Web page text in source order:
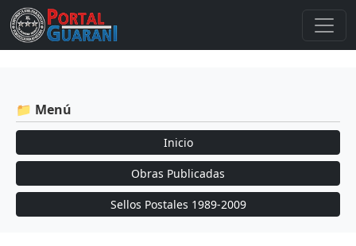
📁 Menú
Inicio
Obras Publicadas
Sellos Postales 1989-2009